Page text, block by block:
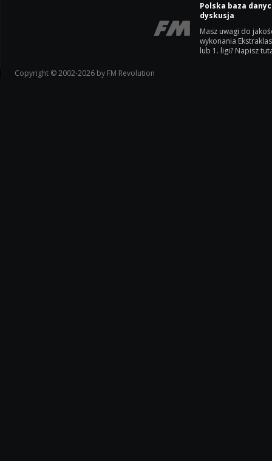
Polska baza
dyskusja
Masz uwagi do
wykonania
lub 1. ligi? Napisz
Copyright © 2002-2026 by FM Revolution